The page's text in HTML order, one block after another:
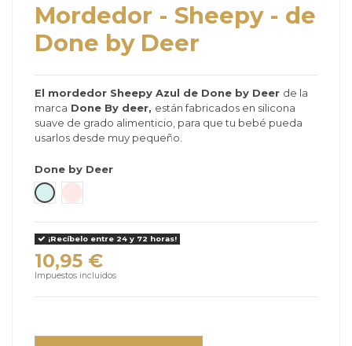
Mordedor - Sheepy - de
Done by Deer
El mordedor Sheepy Azul de Done by Deer de la
marca Done By deer, están fabricados en silicona
suave de grado alimenticio, para que tu bebé pueda
usarlos desde muy pequeño.
Done by Deer
Azul - Powder Blue
Rosa - Powder
¡Recíbelo entre 24 y 72 horas!
10,95 €
Impuestos incluidos